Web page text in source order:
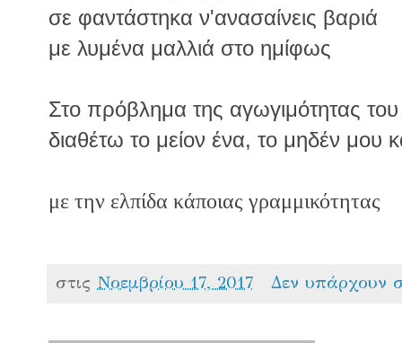
σε φαντάστηκα ν'ανασαίνεις βαριά
με λυμένα μαλλιά στο ημίφως
Στο πρόβλημα της αγωγιμότητας
διαθέτω το μείον ένα, το μηδέν μου
με την ελπίδα κάποιας γραμμικότητας
στις Νοεμβρίου 17, 2017 Δεν υπάρχουν